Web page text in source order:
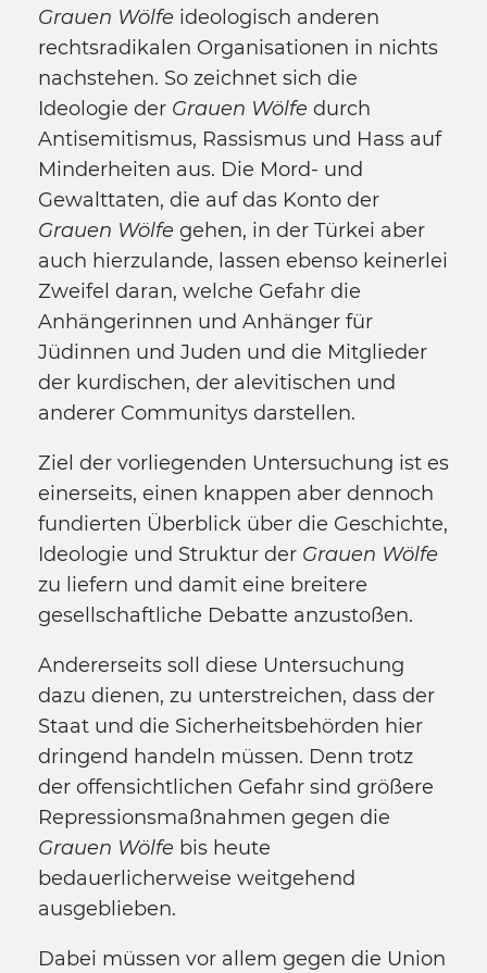
Grauen Wölfe ideologisch anderen
rechtsradikalen Organisationen in nichts
nachstehen. So zeichnet sich die
Ideologie der Grauen Wölfe durch
Antisemitismus, Rassismus und Hass auf
Minderheiten aus. Die Mord- und
Gewalttaten, die auf das Konto der
Grauen Wölfe gehen, in der Türkei aber
auch hierzulande, lassen ebenso keinerlei
Zweifel daran, welche Gefahr die
Anhängerinnen und Anhänger für
Jüdinnen und Juden und die Mitglieder
der kurdischen, der alevitischen und
anderer Communitys darstellen.
Ziel der vorliegenden Untersuchung ist es
einerseits, einen knappen aber dennoch
fundierten Überblick über die Geschichte,
Ideologie und Struktur der Grauen Wölfe
zu liefern und damit eine breitere
gesellschaftliche Debatte anzustoßen.
Andererseits soll diese Untersuchung
dazu dienen, zu unterstreichen, dass der
Staat und die Sicherheitsbehörden hier
dringend handeln müssen. Denn trotz
der offensichtlichen Gefahr sind größere
Repressionsmaßnahmen gegen die
Grauen Wölfe bis heute
bedauerlicherweise weitgehend
ausgeblieben.
Dabei müssen vor allem gegen die Union